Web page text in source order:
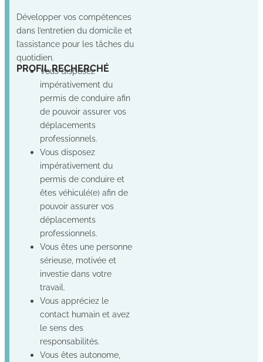
Développer vos compétences
dans l’entretien du domicile et
l’assistance pour les tâches du
quotidien.
PROFIL RECHERCHÉ
NonOuiOui
Vous disposez
impérativement du
permis de conduire afin
de pouvoir assurer vos
déplacements
professionnels.
Vous disposez
impérativement du
permis de conduire et
êtes véhiculé(e) afin de
pouvoir assurer vos
déplacements
professionnels.
Vous êtes une personne
sérieuse, motivée et
investie dans votre
travail.
Vous appréciez le
contact humain et avez
le sens des
responsabilités.
Vous êtes autonome,